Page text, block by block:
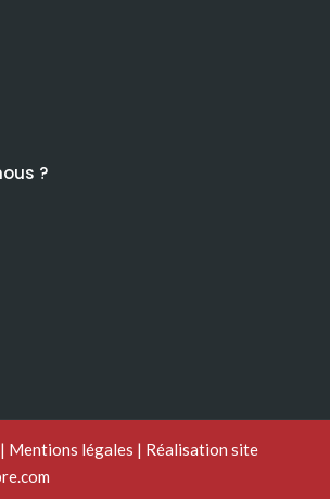
?
| Mentions légales | Réalisation site